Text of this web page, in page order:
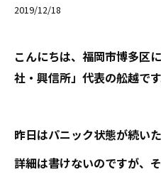
2019/12/18
こんにちは、福岡市博多区
社・興信所」代表の舩越です
昨日はパニック状態が続い
詳細は書けないのですが、